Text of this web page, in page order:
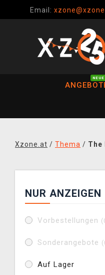
Email:
Xzone.at / Thema / The
NUR ANZEIGEN
Vorbestellungen
Sonderangebote
Auf Lager